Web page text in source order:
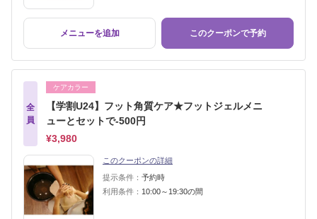
メニューを追加 このクーポンで予約
全
員
ケアカラー
【学割U24】フット角質ケア★フットジェルメニ
ューとセットで-500円
¥3,980
このクーポンの詳細
提示条件： 予約時
利用条件： 10:00～19:30の間